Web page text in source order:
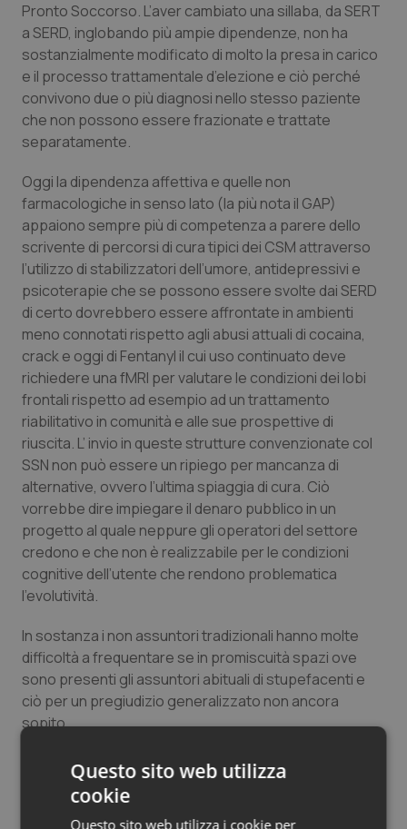
Valle D’Aosta
Veneto
Oncodermatologia
Oncoematologia
Oncologia & Nutrizione
Quotidiano Cardiologia
Quotidiano Chirurgia
Quotidiano Oncologia
Quotidiano Pediatria
Rene & patologie urogenitali
Salute orale & impianti
Sangue & coagulazione
Tiroide
Tumore al seno
Tumore ovarico
Tumori del Polmone & Testa Collo
Tumori gastrointestinali
Ulcera & Reflusso
Vaccini
Pronto Soccorso. L’aver cambiato una sillaba, da SERT
a SERD, inglobando più ampie dipendenze, non ha
sostanzialmente modificato di molto la presa in carico
e il processo trattamentale d’elezione e ciò perché
convivono due o più diagnosi nello stesso paziente
che non possono essere frazionate e trattate
separatamente.
Oggi la dipendenza affettiva e quelle non
farmacologiche in senso lato (la più nota il GAP)
appaiono sempre più di competenza a parere dello
scrivente di percorsi di cura tipici dei CSM attraverso
l’utilizzo di stabilizzatori dell’umore, antidepressivi e
psicoterapie che se possono essere svolte dai SERD
di certo dovrebbero essere affrontate in ambienti
meno connotati rispetto agli abusi attuali di cocaina,
crack e oggi di Fentanyl il cui uso continuato deve
richiedere una fMRI per valutare le condizioni dei lobi
frontali rispetto ad esempio ad un trattamento
riabilitativo in comunità e alle sue prospettive di
riuscita. L’ invio in queste strutture convenzionate col
SSN non può essere un ripiego per mancanza di
alternative, ovvero l’ultima spiaggia di cura. Ciò
vorrebbe dire impiegare il denaro pubblico in un
progetto al quale neppure gli operatori del settore
credono e che non è realizzabile per le condizioni
cognitive dell’utente che rendono problematica
l’evolutività.
In sostanza i non assuntori tradizionali hanno molte
difficoltà a frequentare se in promiscuità spazi ove
sono presenti gli assuntori abituali di stupefacenti e
ciò per un pregiudizio generalizzato non ancora
sopito.
Questa sinergia all’interno dei DSM ritengo che oggi
sia diventata irrinunciabile oltre gli steccati ideologici e
gli interessi pur legittimi di carriera dei direttori di UOC
Questo sito web utilizza
cookie
Questo sito web utilizza i cookie per